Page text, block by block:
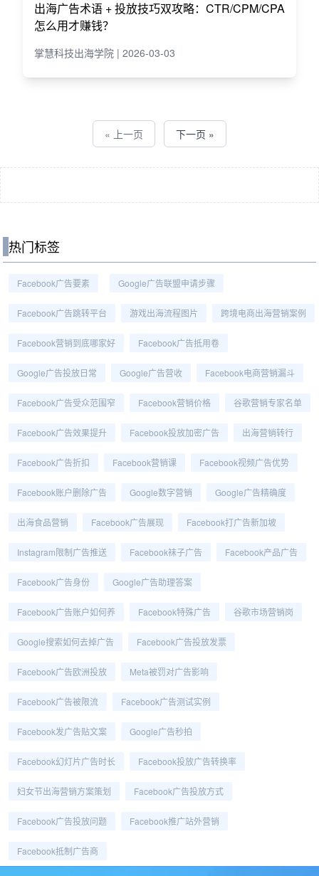
出海广告术语 + 投放技巧双攻略：CTR/CPM/CPA
怎么用才赚钱？
掌慧科技出海学院 | 2026-03-03
« 上一页 下一页 »
热门标签
Facebook广告要素 Google广告联盟申请步骤
Facebook广告跳转平台 游戏出海流程图片 跨境电商出海营销案例
Facebook营销到底哪家好 Facebook广告抵用卷
Google广告投放日常 Google广告营收 Facebook电商营销漏斗
Facebook广告受众范围窄 Facebook营销价格 谷歌营销专家名单
Facebook广告效果提升 Facebook投放加密广告 出海营销转行
Facebook广告折扣 Facebook营销课 Facebook视频广告优势
Facebook账户删除广告 Google数字营销 Google广告精确度
出海食品营销 Facebook广告展现 Facebook打广告新加坡
Instagram限制广告推送 Facebook袜子广告 Facebook产品广告
Facebook广告身份 Google广告助理答案
Facebook广告账户如何养 Facebook特殊广告 谷歌市场营销岗
Google搜索如何去掉广告 Facebook广告投放发票
Facebook广告欧洲投放 Meta被罚对广告影响
Facebook广告被限流 Facebook广告测试实例
Facebook发广告贴文案 Google广告秒拍
Facebook幻灯片广告时长 Facebook投放广告转换率
妇女节出海营销方案策划 Facebook广告投放方式
Facebook广告投放问题 Facebook推广站外营销
Facebook抵制广告商